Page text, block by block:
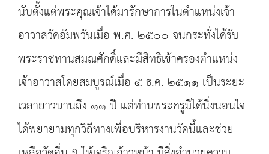
นับตั้งแต่พระคุณเจ้าได้มารักษาการในตำแหน่งเจ้า
อาวาสวัดอัมพวันเมื่อ พ.ศ. ๒๕๐๐ จนกระทั่งได้รับ
พระราชทานสมณศักดิ์และมีสิทธิเข้าครองตำแหน่ง
เจ้าอาวาสโดยสมบูรณ์เมื่อ ๕ ธ.ค. ๒๕๑๑ เป็นระยะ
เวลายาวนานถึง ๑๑ ปี แต่ท่านพระครูมิได้นิ่งนอนใจ
ได้พยายามทุกวิถีทางเพื่อบริหารงานวัดนี้และช่วย